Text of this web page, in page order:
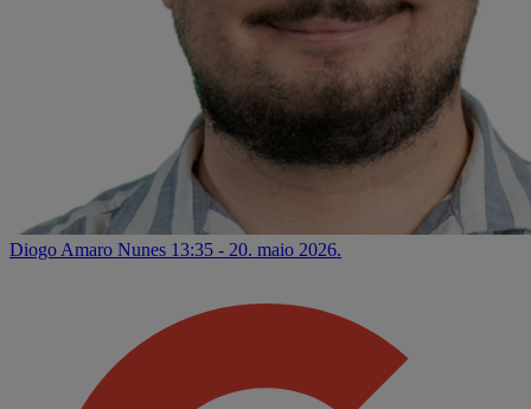
Diogo Amaro Nunes 13:35 - 20. maio 2026.